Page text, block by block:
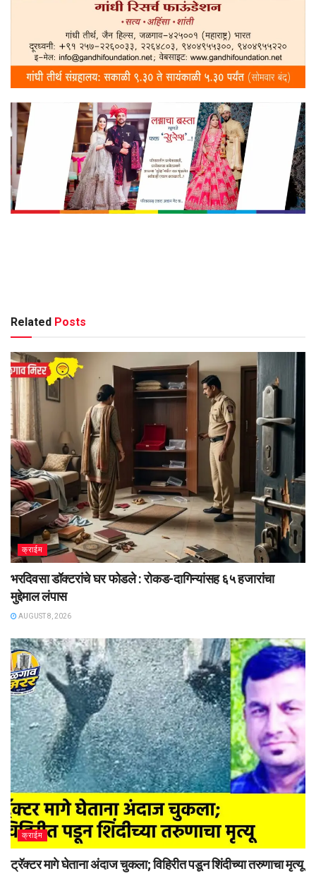
Related Posts
क्राईम
भरदिवसा डॉक्टरांचे घर फोडले : रोकड-दागिन्यांसह ६५ हजारांचा
मुद्देमाल लंपास
AUGUST 8, 2026
क्राईम
ट्रॅक्टर मागे घेताना अंदाज चुकला; विहिरीत पडून शिंदीच्या तरुणाचा मृत्यू